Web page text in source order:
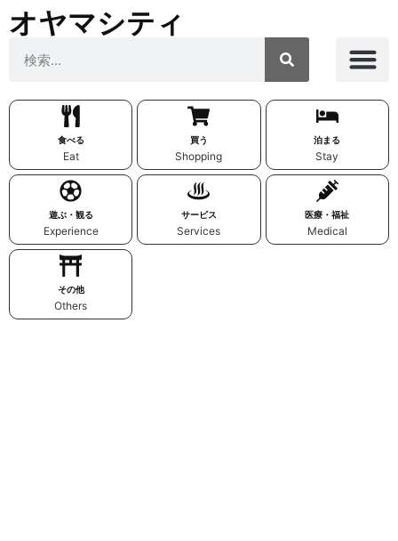
オヤマシティ
食べる
Eat
買う
Shopping
泊まる
Stay
遊ぶ・観る
Experience
サービス
Services
医療・福祉
Medical
その他
Others